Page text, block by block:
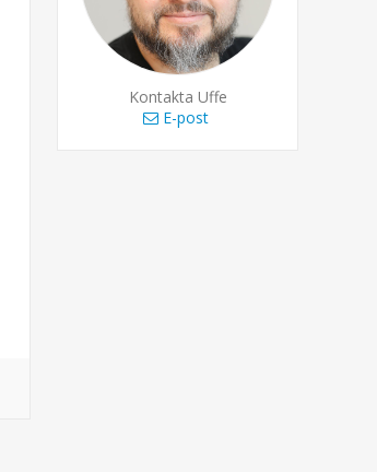
Kontakta Uffe
E-post